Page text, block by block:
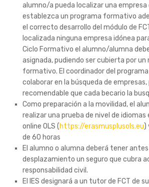
alumno/a pueda localizar una empresa
establezca un programa formativo
el correcto desarrollo del módulo de
localizada ninguna empresa idónea
Ciclo Formativo el alumno/alumna
asignada, pudiendo ser cubierta por
formativo. El coordinador del
colaborar en la búsqueda de empresas,
recomendable que cada becario la
Como preparación a la movilidad, el
realizar una prueba de nivel de
online OLS (https://erasmusplusols.eu)
de 60 horas
El alumno o alumna deberá tener antes
desplazamiento un seguro que cubra
responsabilidad civil.
El IES designará a un tutor de FCT de